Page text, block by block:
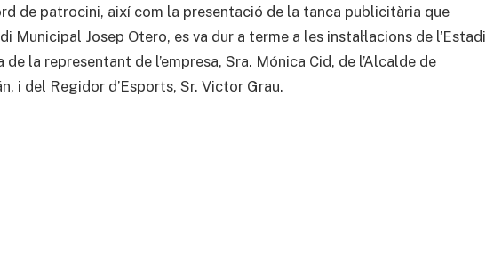
de patrocini, així com la presentació de la tanca publicitària que
Municipal Josep Otero, es va dur a terme a les instal·lacions de l’Estadi
la representant de l’empresa, Sra. Mónica Cid, de l’Alcalde de
i del Regidor d’Esports, Sr. Victor Grau.